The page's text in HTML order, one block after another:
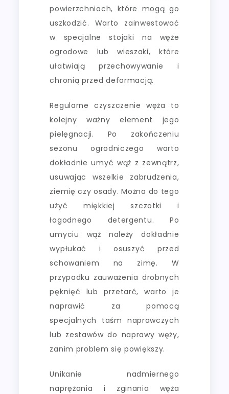
powierzchniach, które mogą go
uszkodzić. Warto zainwestować
w specjalne stojaki na węże
ogrodowe lub wieszaki, które
ułatwiają przechowywanie i
chronią przed deformacją.
Regularne czyszczenie węża to
kolejny ważny element jego
pielęgnacji. Po zakończeniu
sezonu ogrodniczego warto
dokładnie umyć wąż z zewnątrz,
usuwając wszelkie zabrudzenia,
ziemię czy osady. Można do tego
użyć miękkiej szczotki i
łagodnego detergentu. Po
umyciu wąż należy dokładnie
wypłukać i osuszyć przed
schowaniem na zimę. W
przypadku zauważenia drobnych
pęknięć lub przetarć, warto je
naprawić za pomocą
specjalnych taśm naprawczych
lub zestawów do naprawy węży,
zanim problem się powiększy.
Unikanie nadmiernego
naprężania i zginania węża